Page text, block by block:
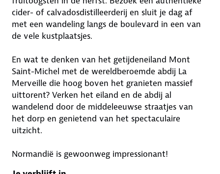
cider- of calvadosdistilleerderij en sluit je dag af
met een wandeling langs de boulevard in een van
de vele kustplaatsjes.
En wat te denken van het getijdeneiland Mont
Saint-Michel met de wereldberoemde abdij La
Merveille die hoog boven het granieten massief
uittorent? Verken het eiland en de abdij al
wandelend door de middeleeuwse straatjes van
het dorp en genietend van het spectaculaire
uitzicht.
Normandië is gewoonweg impressionant!